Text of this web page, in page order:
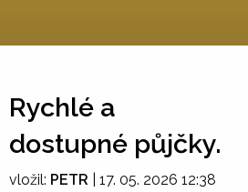
Rychlé a
dostupné půjčky.
vložil: PETR 17. 05. 2026 12:38